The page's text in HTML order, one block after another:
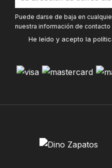
Puede darse de baja en
nuestra información de contacto
He leído y acepto la